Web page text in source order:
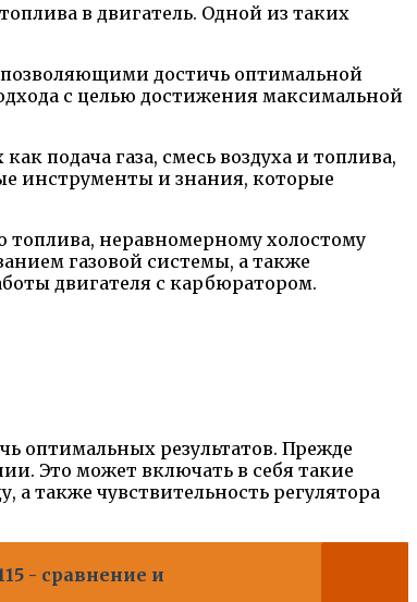
в двигатель. Одной из таких
достичь оптимальной
с целью достижения максимальной
подача газа, смесь воздуха и топлива,
инструменты и знания, которые
топлива, неравномерному холостому
газовой системы, а также
двигателя с карбюратором.
оптимальных результатов. Прежде
Это может включать в себя такие
а также чувствительность регулятора
- сравнение и